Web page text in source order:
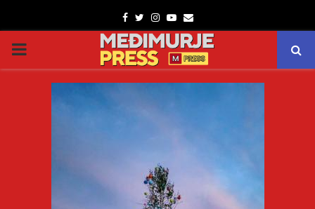
Facebook
TwitterInstagram
Youtube
Email
PRIMARY
MENU